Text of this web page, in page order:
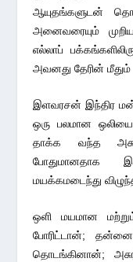
ஆயுதங்களுடன்
அனைவரையும்
எல்லாப்
அவனது தேரின்
இளவரசன் இந்திர
ஒரு பலமான
தாக்க வந்த
போதுமானதாக
மயக்கமடைந்து
ஒளி மயமான
போரிட்டான்;
தொடங்கினான்;